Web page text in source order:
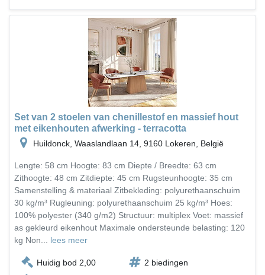
Set van 2 stoelen van chenillestof en massief hout
met eikenhouten afwerking - terracotta
Huildonck, Waaslandlaan 14, 9160 Lokeren, België
Lengte: 58 cm Hoogte: 83 cm Diepte / Breedte: 63 cm
Zithoogte: 48 cm Zitdiepte: 45 cm Rugsteunhoogte: 35 cm
Samenstelling & materiaal Zitbekleding: polyurethaanschuim
30 kg/m³ Rugleuning: polyurethaanschuim 25 kg/m³ Hoes:
100% polyester (340 g/m2) Structuur: multiplex Voet: massief
as gekleurd eikenhout Maximale ondersteunde belasting: 120
kg Non... lees meer
Huidig bod 2,00
2 biedingen